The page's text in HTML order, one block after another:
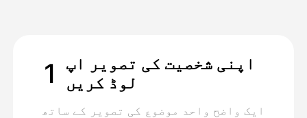
1
اپنی شخصیت کی تصویر اپ
لوڈ کریں
ایک واضح واحد موضوع کی تصویر کے ساتھ